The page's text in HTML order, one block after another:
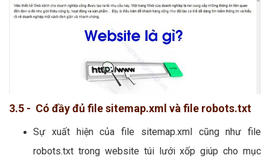
3.5 - Có đầy đủ file sitemap.xml và file robots.txt
Sự xuất hiện của file sitemap.xml cũng như file
robots.txt trong website túi lưới xốp giúp cho mục